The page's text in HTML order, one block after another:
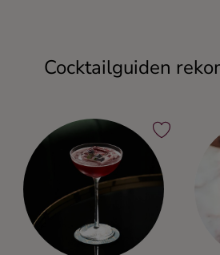
Cocktailguiden